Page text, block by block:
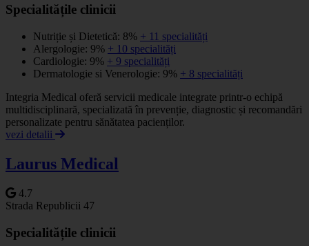
Specialitățile clinicii
Nutriție și Dietetică: 8% + 11 specialități
Alergologie: 9% + 10 specialități
Cardiologie: 9% + 9 specialități
Dermatologie si Venerologie: 9% + 8 specialități
Integria Medical oferă servicii medicale integrate printr-o echipă
multidisciplinară, specializată în prevenție, diagnostic și recomandări
personalizate pentru sănătatea pacienților.
vezi detalii
Laurus Medical
4.7
Strada Republicii 47
Specialitățile clinicii